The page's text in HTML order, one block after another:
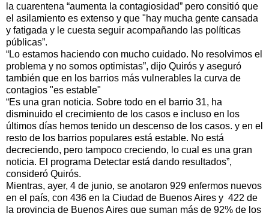
la cuarentena “aumenta la contagiosidad” pero consitió que
el asilamiento es extenso y que "hay mucha gente cansada
y fatigada y le cuesta seguir acompañando las políticas
públicas”.
“Lo estamos haciendo con mucho cuidado. No resolvimos el
problema y no somos optimistas”, dijo Quirós y aseguró
también que en los barrios más vulnerables la curva de
contagios "es estable"
“Es una gran noticia. Sobre todo en el barrio 31, ha
disminuido el crecimiento de los casos e incluso en los
últimos días hemos tenido un descenso de los casos. y en el
resto de los barrios populares está estable. No está
decreciendo, pero tampoco creciendo, lo cual es una gran
noticia. El programa Detectar está dando resultados”,
consideró Quirós.
Mientras, ayer, 4 de junio, se anotaron 929 enfermos nuevos
en el país, con 436 en la Ciudad de Buenos Aires y 422 de
la provincia de Buenos Aires que suman más de 92% de los